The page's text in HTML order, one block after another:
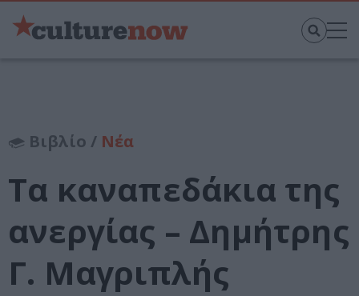
Βιβλίο / Νέα
Τα καναπεδάκια της
ανεργίας – Δημήτρης
Γ. Μαγριπλής